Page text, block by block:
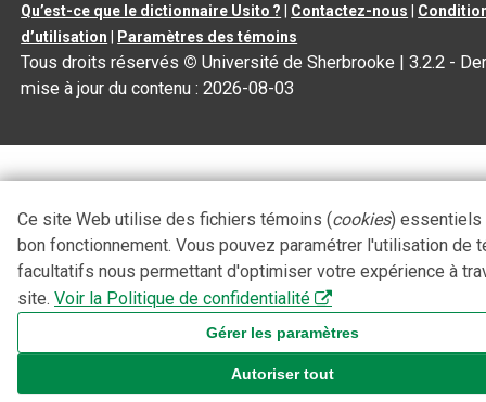
Qu’est-ce que le dictionnaire Usito ? Contactez-nous
d’utilisation
Paramètres des témoins
Tous droits réservés © Université de Sherbrooke |3.2.2 -
mise à jour du contenu :2026-08-03
Ce site Web utilise des fichiers témoins (cookies) essentiels
bon fonctionnement. Vous pouvez paramétrer l'utilisation de
facultatifs nous permettant d'optimiser votre expérience à
site. Voir la Politique de confidentialité
Gérer les paramètres
Autoriser tout